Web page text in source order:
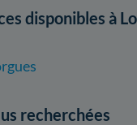
disponibles à
recherchées